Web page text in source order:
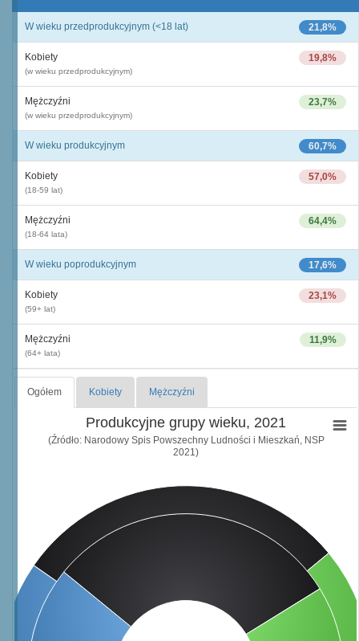
21,8%
W wieku przedprodukcyjnym (<18 lat)
19,8%
Kobiety
(w wieku przedprodukcyjnym)
23,7%
Mężczyźni
(w wieku przedprodukcyjnym)
60,7%
W wieku produkcyjnym
57,0%
Kobiety
(18-59 lat)
64,4%
Mężczyźni
(18-64 lata)
17,6%
W wieku poprodukcyjnym
23,1%
Kobiety
(59+ lat)
11,9%
Mężczyźni
(64+ lata)
Ogółem Kobiety Mężczyźni
Produkcyjne grupy wieku, 2021
(Źródło: Narodowy Spis Powszechny Ludności i Mieszkań, NSP
2021)